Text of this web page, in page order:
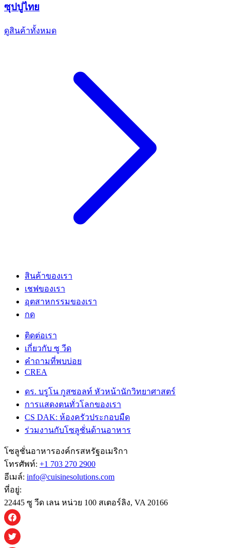
ซุปปูไทย
ดูสินค้าทั้งหมด
สินค้าของเรา
เชฟของเรา
อุตสาหกรรมของเรา
กด
ติดต่อเรา
เกี่ยวกับ ซู วีด
คําถามที่พบบ่อย
CREA
ดร. บรูโน กูสซอลท์ หัวหน้านักวิทยาศาสตร์
การแสดงตนทั่วโลกของเรา
CS DAK: ห้องครัวประกอบมืด
ร่วมงานกับโซลูชั่นด้านอาหาร
โซลูชั่นอาหารองค์กรสหรัฐอเมริกา
โทรศัพท์: +1 703 270 2900
อีเมล์: info@cuisinesolutions.com
ที่อยู่:
22445 ซู วีด เลน หน่วย 100 สเตอร์ลิง, VA 20166